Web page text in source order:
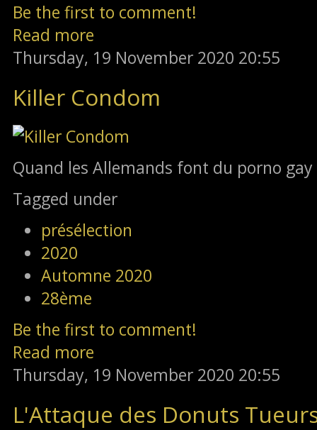
Be the first to comment!
Read more
Thursday, 19 November 2020 20:55
Killer Condom
Quand les Allemands font du porno gay
Tagged under
présélection
2020
Automne 2020
28ème
Be the first to comment!
Read more
Thursday, 19 November 2020 20:55
L'Attaque des Donuts